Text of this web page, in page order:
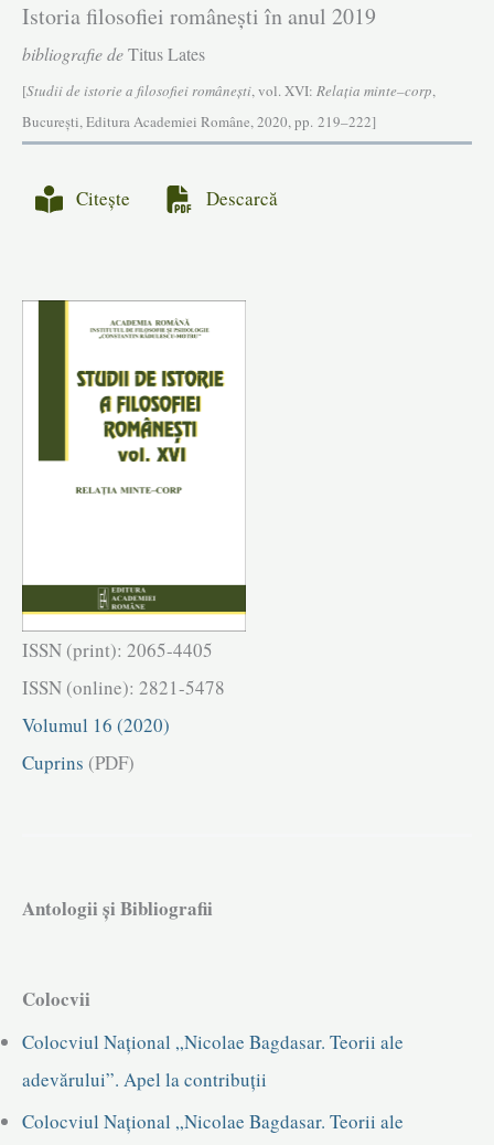
Istoria filosofiei româneşti în anul 2019
bibliografie deTitus Lates
[Studii de istorie a filosofiei româneşti, vol. XVI: Relația minte–corp,
Bucureşti, Editura Academiei Române, 2020, pp. 219–222]
Citește Descarcă
ISSN (print): 2065-4405
ISSN (online): 2821-5478
Volumul 16 (2020)
Cuprins (PDF)
Antologii și Bibliografii
Colocvii
Colocviul Național „Nicolae Bagdasar. Teorii ale
adevărului”. Apel la contribuții
Colocviul Național „Nicolae Bagdasar. Teorii ale